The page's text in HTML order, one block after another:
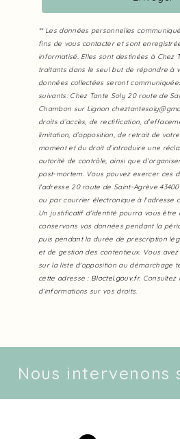
** Les données personnelles
fins de vous contacter et sont
informatisé. Elles sont destinées à Chez
traitants dans le seul but de répondre à
données collectées seront
suivants: Chez Tante Soly 20 route de
Chambon sur Lignon
droits d’accès, de rectification,
limitation, d’opposition, de retrait de
moment et du droit d’introduire une
autorité de contrôle, ainsi que
post-mortem. Vous pouvez exercer ces
l'adresse 20 route de Saint-Agrève
ou par courrier électronique à l'adresse
Un justificatif d'identité pourra vous être
conservons vos données pendant la
puis pendant la durée de prescription
et de gestion des contentieux. Vous
sur la liste d'opposition au démarchage
cette adresse : Bloctel.gouv.fr. Consultez
d’informations sur vos droits.
Nous intervenons